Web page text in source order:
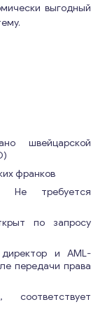
выгодный
швейцарской
франков
Не требуется
по запросу
и AML-
передачи права
соответствует